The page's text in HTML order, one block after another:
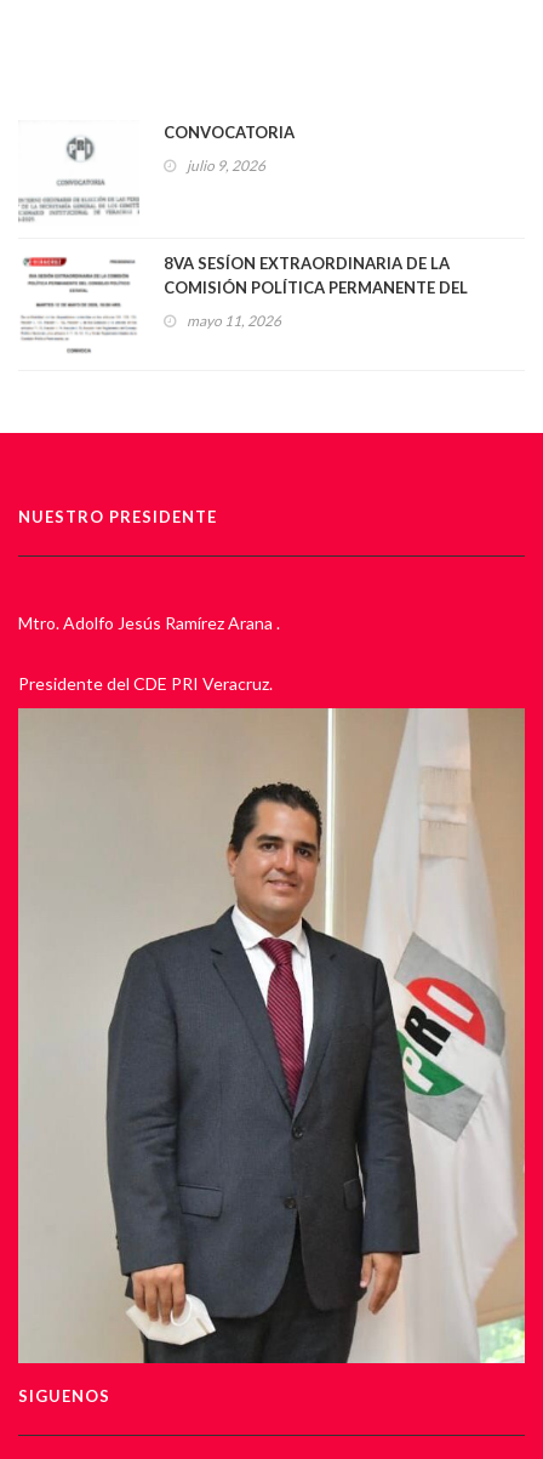
CONVOCATORIA
julio 9, 2026
8VA SESÍON EXTRAORDINARIA DE LA
COMISIÓN POLÍTICA PERMANENTE DEL
CONSEJO POLÍTICO ESTATAL
mayo 11, 2026
NUESTRO PRESIDENTE
Mtro. Adolfo Jesús Ramírez Arana .
Presidente del CDE PRI Veracruz.
SIGUENOS